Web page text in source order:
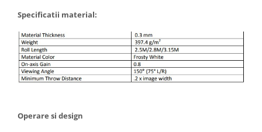
Specificatii material:
Operare si design